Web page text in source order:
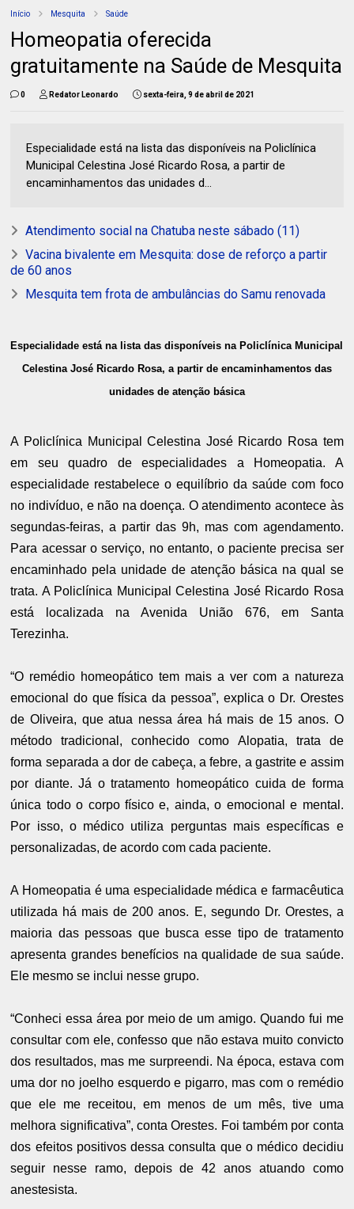
Início Mesquita Saúde
Homeopatia oferecida
gratuitamente na Saúde de Mesquita
0 Redator Leonardo sexta-feira, 9 de abril de 2021
Especialidade está na lista das disponíveis na Policlínica
Municipal Celestina José Ricardo Rosa, a partir de
encaminhamentos das unidades d...
Atendimento social na Chatuba neste sábado (11)
Vacina bivalente em Mesquita: dose de reforço a partir
de 60 anos
Mesquita tem frota de ambulâncias do Samu renovada
Especialidade está na lista das disponíveis na Policlínica Municipal
Celestina José Ricardo Rosa, a partir de encaminhamentos das
unidades de atenção básica
A Policlínica Municipal Celestina José Ricardo Rosa tem
em seu quadro de especialidades a Homeopatia. A
especialidade restabelece o equilíbrio da saúde com foco
no indivíduo, e não na doença. O atendimento acontece às
segundas-feiras, a partir das 9h, mas com agendamento.
Para acessar o serviço, no entanto, o paciente precisa ser
encaminhado pela unidade de atenção básica na qual se
trata. A Policlínica Municipal Celestina José Ricardo Rosa
está localizada na Avenida União 676, em Santa
Terezinha.
“O remédio homeopático tem mais a ver com a natureza
emocional do que física da pessoa”, explica o Dr. Orestes
de Oliveira, que atua nessa área há mais de 15 anos. O
método tradicional, conhecido como Alopatia, trata de
forma separada a dor de cabeça, a febre, a gastrite e assim
por diante. Já o tratamento homeopático cuida de forma
única todo o corpo físico e, ainda, o emocional e mental.
Por isso, o médico utiliza perguntas mais específicas e
personalizadas, de acordo com cada paciente.
A Homeopatia é uma especialidade médica e farmacêutica
utilizada há mais de 200 anos. E, segundo Dr. Orestes, a
maioria das pessoas que busca esse tipo de tratamento
apresenta grandes benefícios na qualidade de sua saúde.
Ele mesmo se inclui nesse grupo.
“Conheci essa área por meio de um amigo. Quando fui me
consultar com ele, confesso que não estava muito convicto
dos resultados, mas me surpreendi. Na época, estava com
uma dor no joelho esquerdo e pigarro, mas com o remédio
que ele me receitou, em menos de um mês, tive uma
melhora significativa”, conta Orestes. Foi também por conta
dos efeitos positivos dessa consulta que o médico decidiu
seguir nesse ramo, depois de 42 anos atuando como
anestesista.